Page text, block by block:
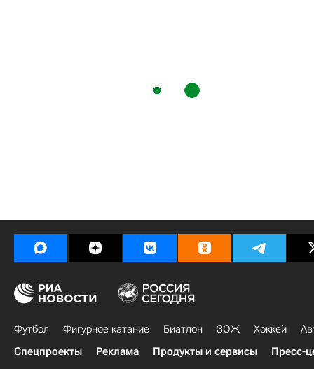
Футбол Фигурное катание Биатлон ЗОЖ Хоккей
Спецпроекты
Реклама Продукты и сервисы Пресс-